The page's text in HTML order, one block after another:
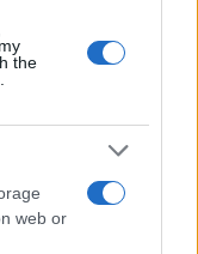
the
web or